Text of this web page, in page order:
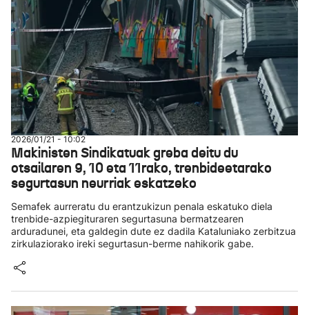
2026/01/21 - 10:02
Makinisten Sindikatuak greba deitu du
otsailaren 9, 10 eta 11rako, trenbideetarako
segurtasun neurriak eskatzeko
Semafek aurreratu du erantzukizun penala eskatuko diela
trenbide-azpiegituraren segurtasuna bermatzearen
arduradunei, eta galdegin dute ez dadila Kataluniako zerbitzua
zirkulaziorako ireki segurtasun-berme nahikorik gabe.